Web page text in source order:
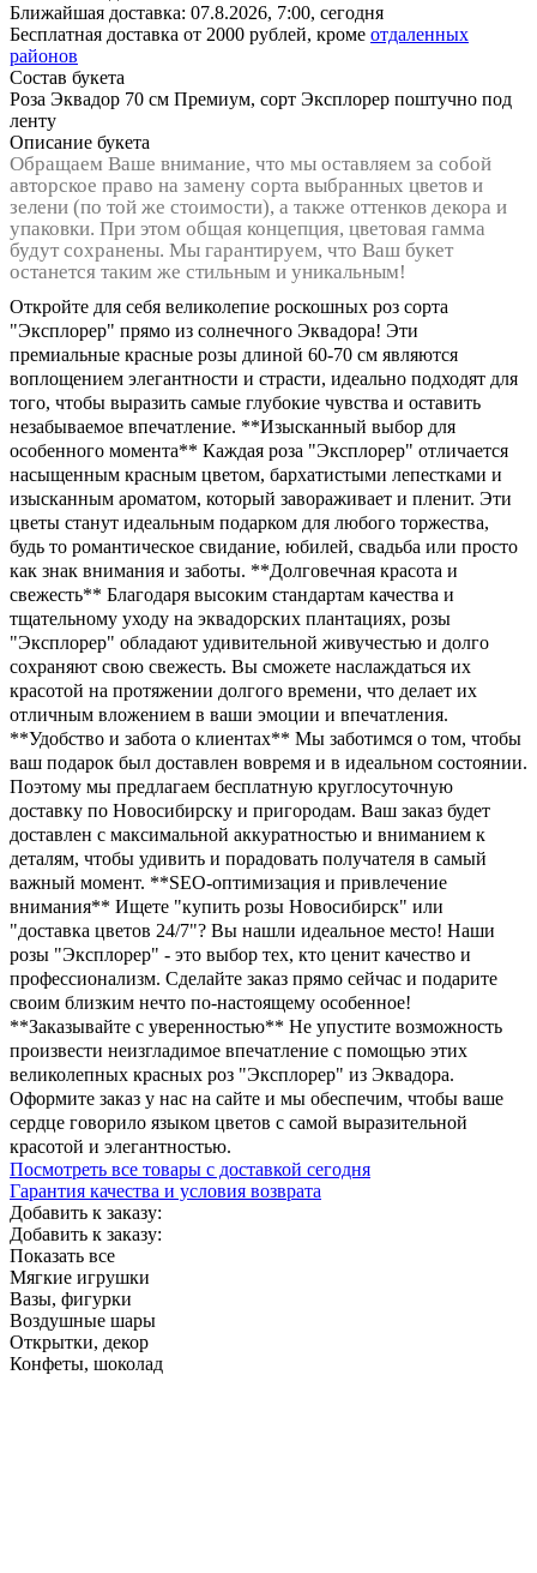
Ближайшая доставка: 07.8.2026, 7:00, сегодня
Бесплатная доставка от 2000 рублей, кроме отдаленных
районов
Состав букета
Роза Эквадор 70 см Премиум, сорт Эксплорер поштучно под
ленту
Описание букета
Обращаем Ваше внимание, что мы оставляем за собой
авторское право на замену сорта выбранных цветов и
зелени (по той же стоимости), а также оттенков декора и
упаковки. При этом общая концепция, цветовая гамма
будут сохранены. Мы гарантируем, что Ваш букет
останется таким же стильным и уникальным!
Откройте для себя великолепие роскошных роз сорта
"Эксплорер" прямо из солнечного Эквадора! Эти
премиальные красные розы длиной 60-70 см являются
воплощением элегантности и страсти, идеально подходят для
того, чтобы выразить самые глубокие чувства и оставить
незабываемое впечатление. **Изысканный выбор для
особенного момента** Каждая роза "Эксплорер" отличается
насыщенным красным цветом, бархатистыми лепестками и
изысканным ароматом, который завораживает и пленит. Эти
цветы станут идеальным подарком для любого торжества,
будь то романтическое свидание, юбилей, свадьба или просто
как знак внимания и заботы. **Долговечная красота и
свежесть** Благодаря высоким стандартам качества и
тщательному уходу на эквадорских плантациях, розы
"Эксплорер" обладают удивительной живучестью и долго
сохраняют свою свежесть. Вы сможете наслаждаться их
красотой на протяжении долгого времени, что делает их
отличным вложением в ваши эмоции и впечатления.
**Удобство и забота о клиентах** Мы заботимся о том, чтобы
ваш подарок был доставлен вовремя и в идеальном состоянии.
Поэтому мы предлагаем бесплатную круглосуточную
доставку по Новосибирску и пригородам. Ваш заказ будет
доставлен с максимальной аккуратностью и вниманием к
деталям, чтобы удивить и порадовать получателя в самый
важный момент. **SEO-оптимизация и привлечение
внимания** Ищете "купить розы Новосибирск" или
"доставка цветов 24/7"? Вы нашли идеальное место! Наши
розы "Эксплорер" - это выбор тех, кто ценит качество и
профессионализм. Сделайте заказ прямо сейчас и подарите
своим близким нечто по-настоящему особенное!
**Заказывайте с уверенностью** Не упустите возможность
произвести неизгладимое впечатление с помощью этих
великолепных красных роз "Эксплорер" из Эквадора.
Оформите заказ у нас на сайте и мы обеспечим, чтобы ваше
сердце говорило языком цветов с самой выразительной
красотой и элегантностью.
Посмотреть все товары с доставкой сегодня
Гарантия качества и условия возврата
Добавить к заказу:
Добавить к заказу:
Показать все
Мягкие игрушки
Вазы, фигурки
Воздушные шары
Открытки, декор
Конфеты, шоколад